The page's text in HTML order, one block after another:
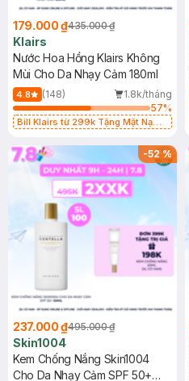
179.000 ₫435.000 ₫
Klairs
Nước Hoa Hồng Klairs Không
Mùi Cho Da Nhạy Cảm 180ml
4.8 (148)
1.8k/tháng
57%
Bill Klairs từ 299k Tặng Mặt Nạ
25ml (SL Có Hạn)
-52%
237.000 ₫495.000 ₫
Skin1004
Kem Chống Nắng Skin1004
Cho Da Nhạy Cảm SPF 50+